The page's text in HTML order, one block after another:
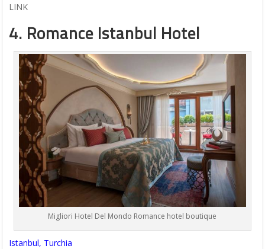
LINK
4. Romance Istanbul Hotel
Migliori Hotel Del Mondo Romance hotel boutique
Istanbul, Turchia